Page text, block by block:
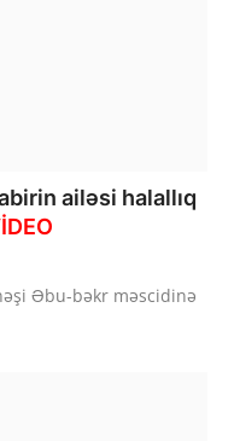
ailəsi halallıq
Əbu-bəkr məscidinə